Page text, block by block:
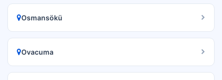
Osmansökü
Ovacuma